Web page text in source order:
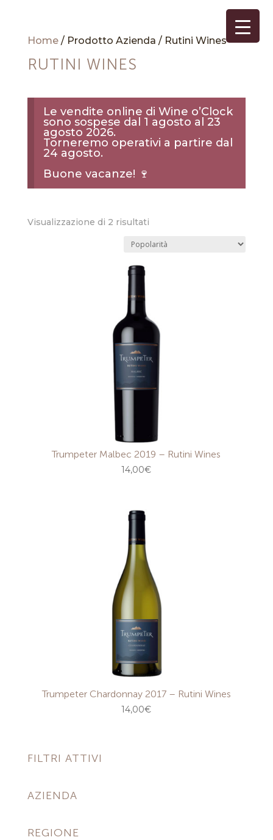
Home/ Prodotto Azienda / Rutini Wines
RUTINI WINES
Le vendite online di Wine o’Clock
sono sospese dal 1 agosto al 23
agosto 2026.
Torneremo operativi a partire dal
24 agosto.
Buone vacanze! 🍷
Visualizzazione di 2 risultatiPopolarità
Trumpeter Malbec 2019 – Rutini Wines
14,00€
Trumpeter Chardonnay 2017 – Rutini Wines
14,00€
FILTRI ATTIVI
AZIENDA
REGIONE